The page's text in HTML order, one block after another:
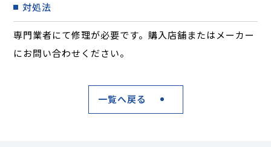
対処法
専門業者にて修理が必要です。購入店舗またはメーカー
にお問い合わせください。
一覧へ戻る